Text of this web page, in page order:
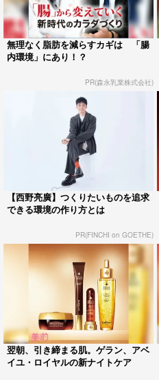
無理なく脂肪を減らすカギは 「腸
内環境」にあり！？
PR(森永乳業株式会社)
【西野亮廣】つくりたいものを追求
できる環境の作り方とは
PR(FINCHI on GOETHE)
翌朝、引き締まる肌。ゲラン、アベ
イユ・ロイヤルの新ナイトケア